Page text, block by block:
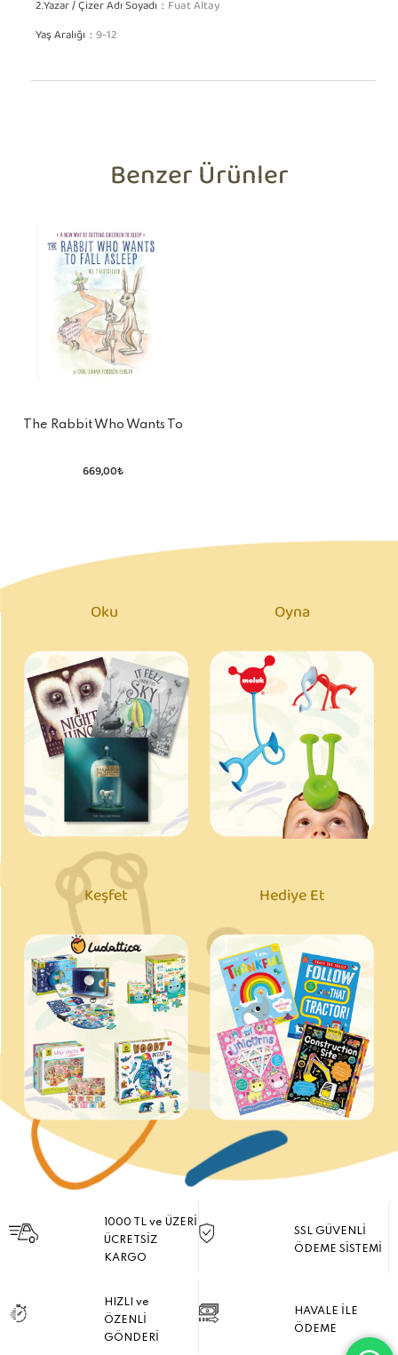
2.Yazar / Çizer Adı Soyadı Fuat Altay
Yaş Aralığı 9-12
Benzer Ürünler
The Rabbit Who Wants To
669,00₺
Oku Oyna
Keşfet Hediye Et
1000 TL ve ÜZERİ
ÜCRETSİZ
KARGO
SSL GÜVENLİ
ÖDEME SİSTEMİ
HIZLI ve
ÖZENLİ
GÖNDERİ
HAVALE İLE
ÖDEME